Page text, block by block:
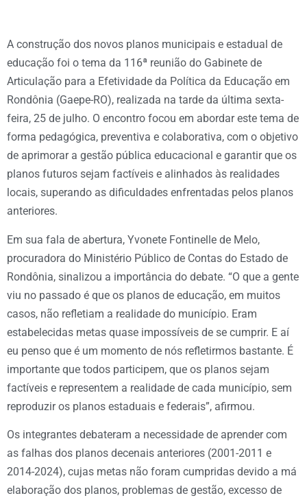
A construção dos novos planos municipais e estadual de
educação foi o tema da 116ª reunião do Gabinete de
Articulação para a Efetividade da Política da Educação em
Rondônia (Gaepe-RO), realizada na tarde da última sexta-
feira, 25 de julho. O encontro focou em abordar este tema de
forma pedagógica, preventiva e colaborativa, com o objetivo
de aprimorar a gestão pública educacional e garantir que os
planos futuros sejam factíveis e alinhados às realidades
locais, superando as dificuldades enfrentadas pelos planos
anteriores.
Em sua fala de abertura, Yvonete Fontinelle de Melo,
procuradora do Ministério Público de Contas do Estado de
Rondônia, sinalizou a importância do debate. “O que a gente
viu no passado é que os planos de educação, em muitos
casos, não refletiam a realidade do município. Eram
estabelecidas metas quase impossíveis de se cumprir. E aí
eu penso que é um momento de nós refletirmos bastante. É
importante que todos participem, que os planos sejam
factíveis e representem a realidade de cada município, sem
reproduzir os planos estaduais e federais”, afirmou.
Os integrantes debateram a necessidade de aprender com
as falhas dos planos decenais anteriores (2001-2011 e
2014-2024), cujas metas não foram cumpridas devido a má
elaboração dos planos, problemas de gestão, excesso de